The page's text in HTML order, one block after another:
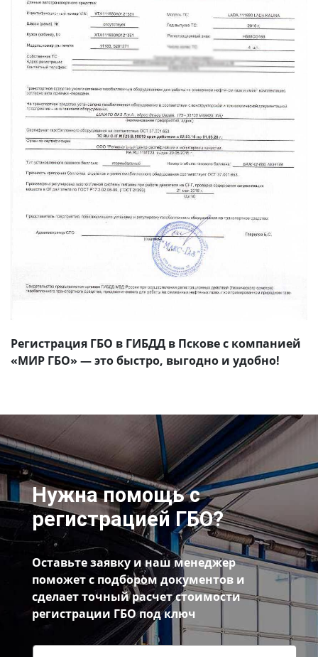
Регистрация ГБО в ГИБДД в Пскове с компанией
«МИР ГБО» — это быстро, выгодно и удобно!
Нужна помощь с
регистрацией ГБО?
Оставьте заявку и наш менеджер
поможет с подбором документов и
сделает точный расчет стоимости
регистрации ГБО под ключ